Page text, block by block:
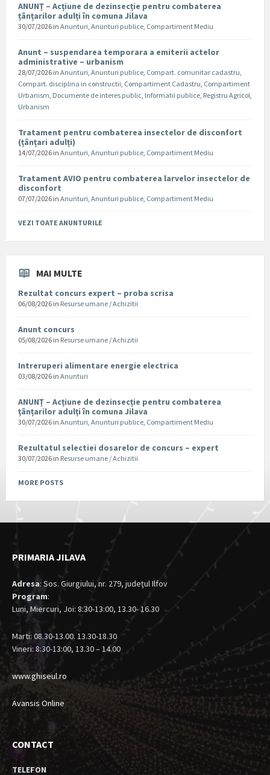
ANUNȚ – Acțiune de dezinsecție pentru combaterea
țânțarilor adulți în comuna Jilava
30/07/2026 in Anunturi, Anunturi publice, Compartiment Mediu
Anunt – suspendarea temporara a emiterii actelor
administrative – urbanism
28/07/2026 in Anunturi, Anunturi publice, Compart. comunitar cadastru,
Compart. disciplina in constructii, Compartiment Cadastru, Compartiment
Urbanism, Documente de interes public, Informatii publice, Registru Agricol,
Urbanism
Tratament pentru combaterea insectelor de disconfort
(țânțari adulți)
14/07/2026 in Anunturi, Anunturi publice, Compartiment Mediu
Tratament AVIO pentru combaterea larvelor insectelor de
disconfort
07/07/2026 in Anunturi, Anunturi publice, Compartiment Mediu
VEZI TOATE ANUNTURILE
MAI MULTE
Rezultat concurs expert – proba scrisa
06/08/2026 in Resurse umane / Achizitii
Anunt concurs
05/08/2026 in Resurse umane / Achizitii
Intreruperi alimentare energie electrica
03/08/2026 in Anunturi
ANUNȚ – Acțiune de dezinsecție pentru combaterea
țânțarilor adulți în comuna Jilava
30/07/2026 in Anunturi, Anunturi publice, Compartiment Mediu
Rezultatul selectiei dosarelor de concurs – expert
30/07/2026 in Resurse umane / Achizitii
MORE POSTS
PRIMARIA JILAVA
Adresa: Sos. Giurgiului, nr. 279, judeţul Ilfov
Program:
Luni, Miercuri, Joi: 8:30-13:00, 13.30- 16.30
Marti: 08.30-13.00. 13.30-18.30
Vineri: 8:30-13:00, 13.30 – 14.00
www.ghiseul.ro
Avansis Online
CONTACT
TELEFON